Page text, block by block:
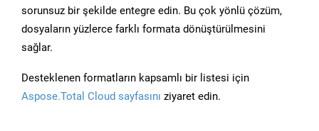
sorunsuz bir şekilde entegre edin. Bu çok yönlü çözüm,
dosyaların yüzlerce farklı formata dönüştürülmesini
sağlar.
Desteklenen formatların kapsamlı bir listesi için
Aspose.Total Cloud sayfasını ziyaret edin.